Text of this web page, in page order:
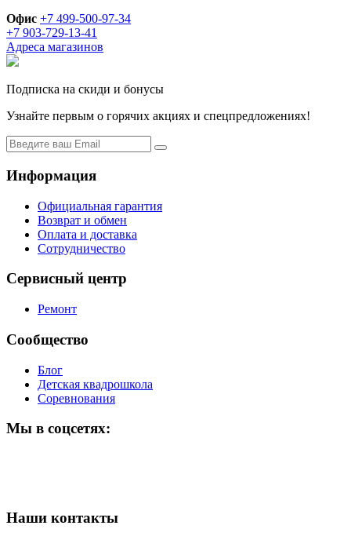
Офис +7 499-500-97-34
+7 903-729-13-41
Адреса магазинов
Подписка на скиди и бонусы
Узнайте первым о горячих акциях и спецпредложениях!
Информация
Официальная гарантия
Возврат и обмен
Оплата и доставка
Сотрудничество
Сервисный центр
Ремонт
Сообщество
Блог
Детская квадрошкола
Соревнования
Мы в соцсетях:
Наши контакты